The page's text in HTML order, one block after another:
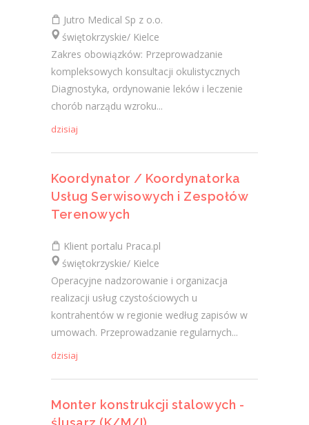
Jutro Medical Sp z o.o.
świętokrzyskie/ Kielce
Zakres obowiązków: Przeprowadzanie
kompleksowych konsultacji okulistycznych
Diagnostyka, ordynowanie leków i leczenie
chorób narządu wzroku...
dzisiaj
Koordynator / Koordynatorka
Usług Serwisowych i Zespołów
Terenowych
Klient portalu Praca.pl
świętokrzyskie/ Kielce
Operacyjne nadzorowanie i organizacja
realizacji usług czystościowych u
kontrahentów w regionie według zapisów w
umowach. Przeprowadzanie regularnych...
dzisiaj
Monter konstrukcji stalowych -